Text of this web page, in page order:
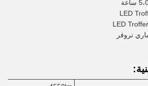
تروفر